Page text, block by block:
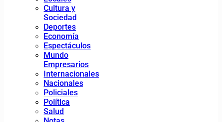
Cultura y
Sociedad
Deportes
Economía
Espectáculos
Mundo
Empresarios
Internacionales
Nacionales
Policiales
Política
Salud